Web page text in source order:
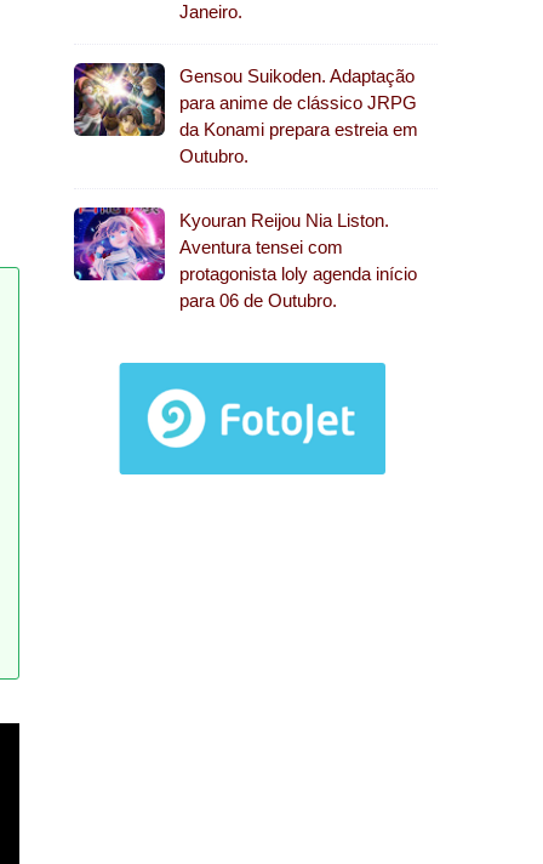
Janeiro.
Gensou Suikoden. Adaptação
para anime de clássico JRPG
da Konami prepara estreia em
Outubro.
Kyouran Reijou Nia Liston.
Aventura tensei com
protagonista loly agenda início
para 06 de Outubro.